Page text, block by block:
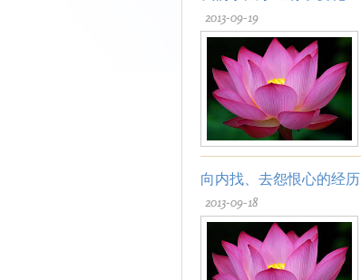
2013-09-19
向内找、去怨恨心的经历
2013-09-18